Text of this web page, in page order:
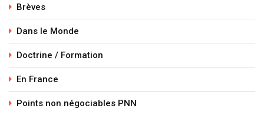
Brèves
Dans le Monde
Doctrine / Formation
En France
Points non négociables PNN